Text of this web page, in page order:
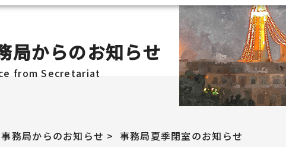
局からのお知らせ
from Secretariat
事務局からのお知らせ 事務局夏季閉室のお知らせ